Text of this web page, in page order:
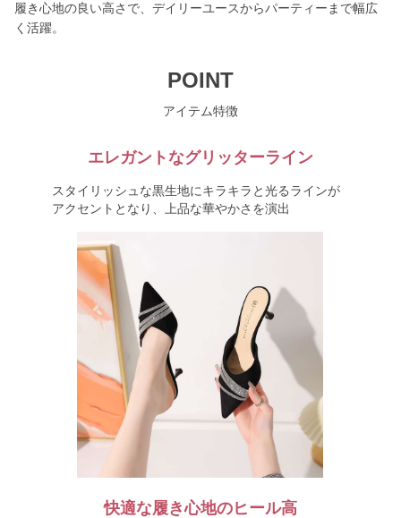
履き心地の良い高さで、デイリーユースからパーティーまで幅広
く活躍。
POINT
アイテム特徴
エレガントなグリッターライン
スタイリッシュな黒生地にキラキラと光るラインが
アクセントとなり、上品な華やかさを演出
快適な履き心地のヒール高